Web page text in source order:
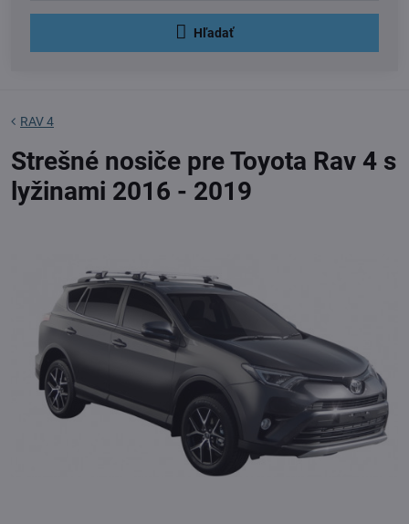
Hľadať
RAV 4
Strešné nosiče pre Toyota Rav 4 s
lyžinami 2016 - 2019